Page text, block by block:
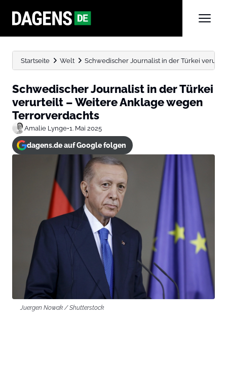
Startseite Welt Schwedischer Journalist in der Türkei
Schwedischer Journalist in der Türkei
verurteilt – Weitere Anklage wegen
Terrorverdachts
Amalie Lynge•1. Mai 2025
dagens.de auf Google folgen
Juergen Nowak / Shutterstock